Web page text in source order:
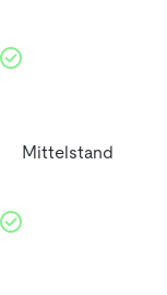
Mittelstand